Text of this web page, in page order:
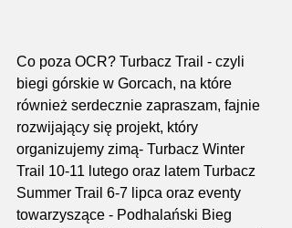
Co poza OCR? Turbacz Trail - czyli
biegi górskie w Gorcach, na które
również serdecznie zapraszam, fajnie
rozwijający się projekt, który
organizujemy zimą- Turbacz Winter
Trail 10-11 lutego oraz latem Turbacz
Summer Trail 6-7 lipca oraz eventy
towarzyszące - Podhalański Bieg